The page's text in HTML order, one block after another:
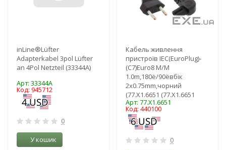
inLine®Lüfter
Adapterkabel 3pol Lüfter
an 4Pol Netzteil (33344A)
Арт: 33344A
Код: 945712
0
У кошик
Кабель живлення
пристроїв IEC(EuroPlug)-
(C7)Euro8 M/M
1.0m,180ё/90ёвбік
2x0.75mm,чорний
(77.X1.6651 (77.X1.6651
Арт: 77.X1.6651
Код: 440100
0